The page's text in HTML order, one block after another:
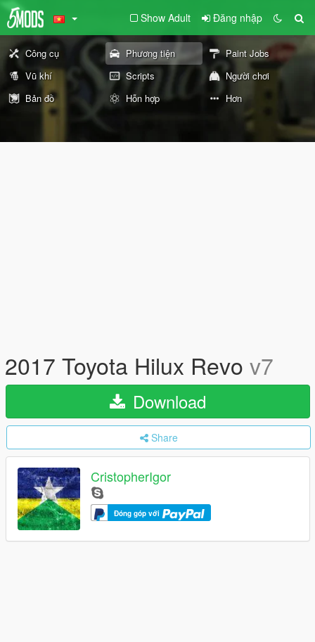
Show Adult Đăng nhập
Công cụ Phương tiện
Paint Jobs
Vũ khí
Scripts
Người chơi
Bản đồ
Hỗn hợp Hơn
2017 Toyota Hilux Revo v7
Download
Share
CristopherIgor
Đóng góp với